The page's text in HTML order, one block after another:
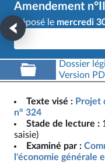
Amendement
Déposé le mercredi
Dossier
Version
Texte visé : Projet
n° 324
Stade de lecture :
saisie)
Examiné par :
l'économie générale